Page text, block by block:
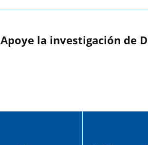
Apoye la investigación de